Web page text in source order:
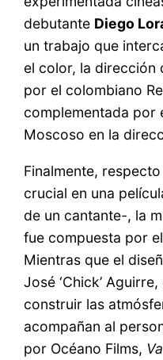
debutante Diego
un trabajo que
el color, la dirección
por el colombiano
complementada por
Moscoso en la
Finalmente,
crucial en una
de un cantante-, la
fue compuesta por
Mientras que el
José ‘Chick’
construir las
acompañan al
por Océano Films,